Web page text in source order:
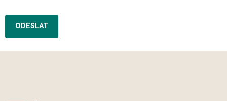
ODESLAT